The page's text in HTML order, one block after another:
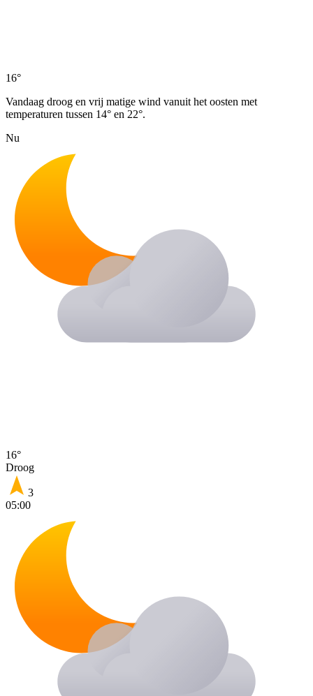
16°
Vandaag droog en vrij matige wind vanuit het oosten met
temperaturen tussen 14° en 22°.
Nu
16°
Droog
3
05:00